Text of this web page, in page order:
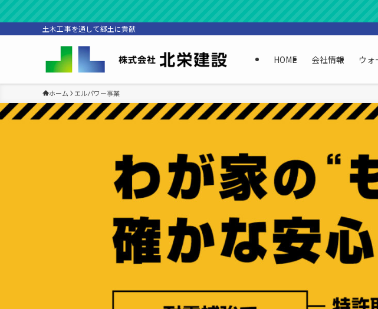
土木工事を通して郷土に貢献
HOME 会社情報 ウ
ホーム エルパワー事業